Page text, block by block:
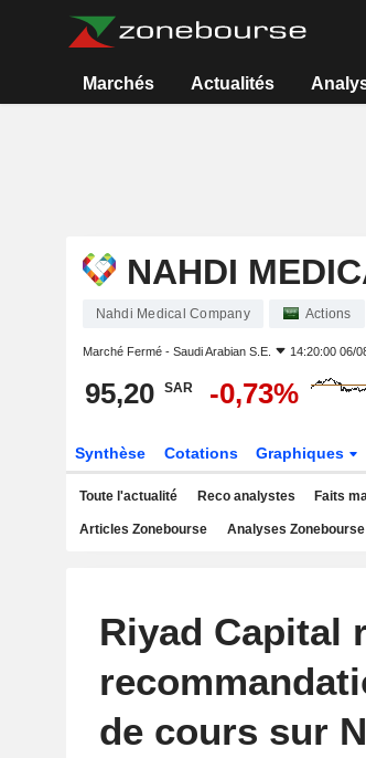
Marchés Actualités
NAHDI
Nahdi Medical Company Actions
Marché Fermé - Saudi Arabian S.E. 14:20:00 06/
95,20 SAR -0,73%
Synthèse Cotations Graphiques
Toute l'actualité Reco analystes Faits
Articles Zonebourse Analyses Zonebourse
Riyad Capital
de cours sur